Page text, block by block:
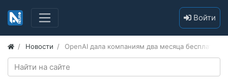
Войти
Новости OpenAI дала компаниям два месяца